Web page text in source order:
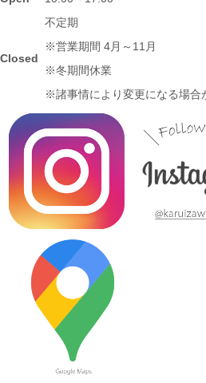
ガジンWind 2021年3月号「田縣神社
店 らいすぼーる 小牧店が掲載されま
『お米特集』コーナーで
いごはん器のお店 らいすぼーる 春日
2024/3/12
スカ！ハピスタ『美味しく見える!?
ごはん器のお店 らいすぼーる 春日井
2024/3/12
≪マガジンで掲載されました≫ 流行
守山小牧2019-2020 2019年4月号に
ぼーる 春日井店が掲載されました。
Closed
不定期
※営業期間 4月～11月
※冬期間休業
※諸事情により変更になる場合